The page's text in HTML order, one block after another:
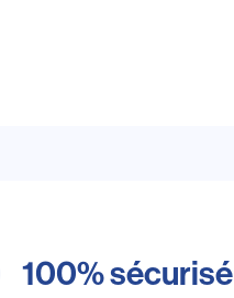
100% sécurisé